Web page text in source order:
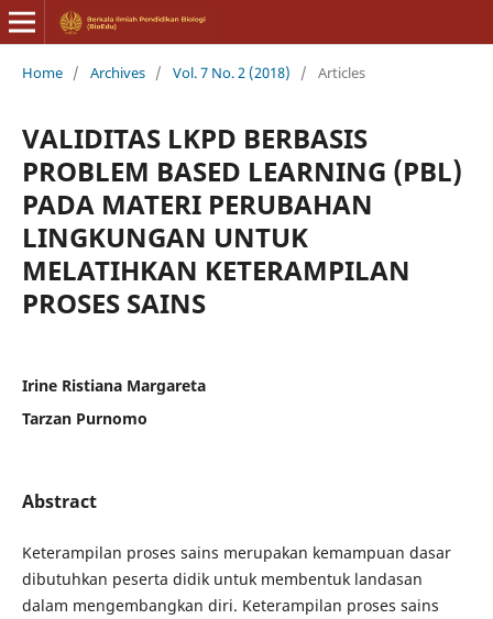
Home / Archives / Vol. 7 No. 2 (2018) / Articles
VALIDITAS LKPD BERBASIS
PROBLEM BASED LEARNING (PBL)
PADA MATERI PERUBAHAN
LINGKUNGAN UNTUK
MELATIHKAN KETERAMPILAN
PROSES SAINS
Irine Ristiana Margareta
Tarzan Purnomo
Abstract
Keterampilan proses sains merupakan kemampuan dasar
dibutuhkan peserta didik untuk membentuk landasan
dalam mengembangkan diri. Keterampilan proses sains